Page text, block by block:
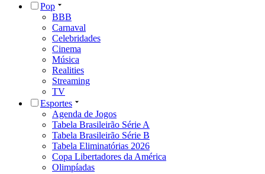
Pop
BBB
Carnaval
Celebridades
Cinema
Música
Realities
Streaming
TV
Esportes
Agenda de Jogos
Tabela Brasileirão Série A
Tabela Brasileirão Série B
Tabela Eliminatórias 2026
Copa Libertadores da América
Olimpíadas